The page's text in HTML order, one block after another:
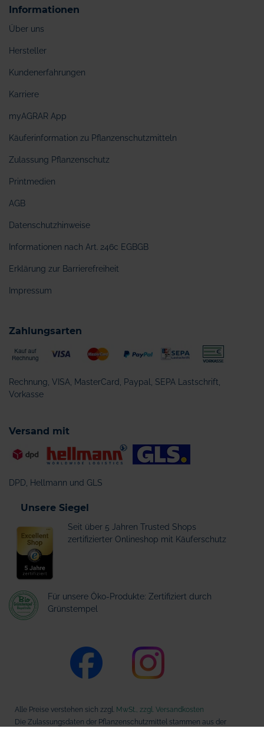
Informationen
Über uns
Hersteller
Kundenerfahrungen
Karriere
myAGRAR App
Käuferinformation zu Pflanzenschutzmitteln
Zulassung Pflanzenschutz
Printmedien
AGB
Datenschutzhinweise
Informationen nach Art. 246c EGBGB
Erklärung zur Barrierefreiheit
Impressum
Zahlungsarten
Rechnung, VISA, MasterCard, Paypal, SEPA Lastschrift,
Vorkasse
Versand mit
DPD, Hellmann und GLS
Unsere Siegel
Seit über 5 Jahren Trusted Shops
zertifizierter Onlineshop mit Käuferschutz
Für unsere Öko-Produkte: Zertifiziert durch
Grünstempel
Alle Preise verstehen sich zzgl. MwSt., zzgl. Versandkosten
Die Zulassungsdaten der Pflanzenschutzmittel stammen aus der